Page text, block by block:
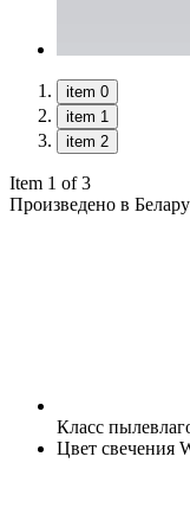
item 0
item 1
item 2
Item 1 of 3
Произведено в
Класс
Цвет свечения